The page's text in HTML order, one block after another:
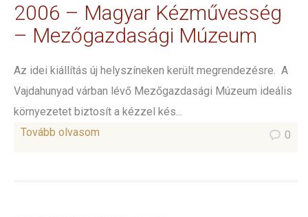
2006 – Magyar Kézművesség
– Mezőgazdasági Múzeum
Az idei kiállítás új helyszíneken került megrendezésre. A
Vajdahunyad várban lévő Mezőgazdasági Múzeum ideális
környezetet biztosít a kézzel kés...
Tovább olvasom
0